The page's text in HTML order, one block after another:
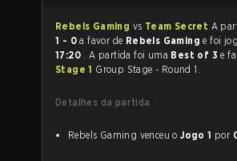
Rebels Gaming vs Team Secret
1 - 0 a favor de Rebels Gaming e
17:20 . A partida foi uma Best of 3e
Stage 1 Group Stage - Round 1.
Detalhes da partida
Rebels Gaming venceu oJogo 1 por